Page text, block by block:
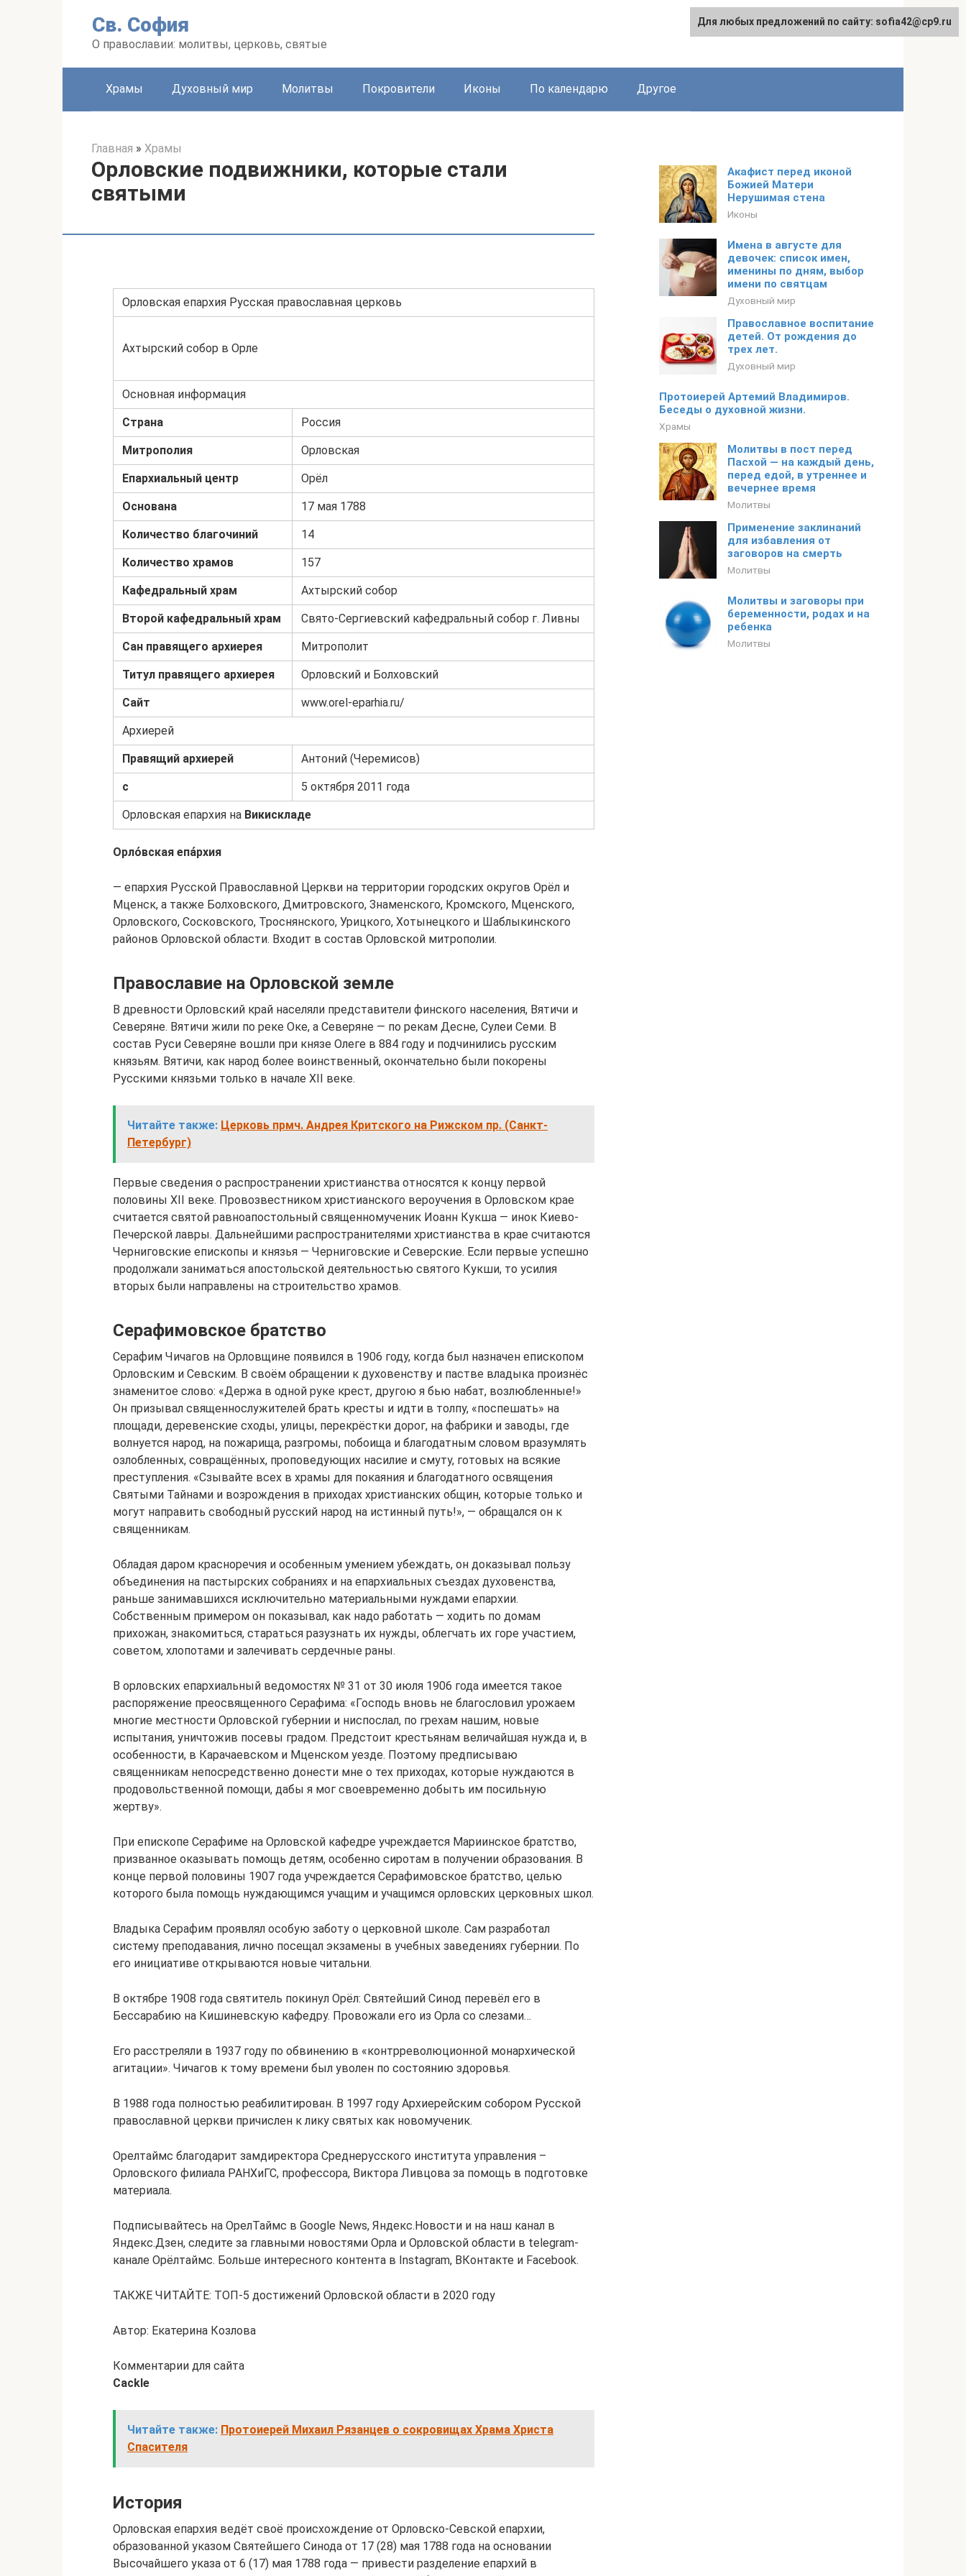
Св. София
О православии: молитвы, церковь, святые
Храмы Духовный мир Молитвы Покровители Иконы По календарю Другое
Главная » Храмы
Орловские подвижники, которые стали
святыми
Орловская епархия Русская православная церковь
Ахтырский собор в Орле
Основная информация
Страна Россия
Митрополия Орловская
Епархиальный центр Орёл
Основана 17 мая 1788
Количество благочиний 14
Количество храмов 157
Кафедральный храм Ахтырский собор
Второй кафедральный храм Свято-Сергиевский кафедральный собор г. Ливны
Сан правящего архиерея Митрополит
Титул правящего архиерея Орловский и Болховский
Сайт www.orel-eparhia.ru/
Архиерей
Правящий архиерей Антоний (Черемисов)
с 5 октября 2011 года
Орловская епархия на Викискладе
Орло́вская епа́рхия
— епархия Русской Православной Церкви на территории городских округов Орёл и
Мценск, а также Болховского, Дмитровского, Знаменского, Кромского, Мценского,
Орловского, Сосковского, Троснянского, Урицкого, Хотынецкого и Шаблыкинского
районов Орловской области. Входит в состав Орловской митрополии.
Православие на Орловской земле
В древности Орловский край населяли представители финского населения, Вятичи и
Северяне. Вятичи жили по реке Оке, а Северяне — по рекам Десне, Сулеи Семи. В
состав Руси Северяне вошли при князе Олеге в 884 году и подчинились русским
князьям. Вятичи, как народ более воинственный, окончательно были покорены
Русскими князьми только в начале XII веке.
Читайте также: Церковь прмч. Андрея Критского на Рижском пр. (Санкт-
Петербург)
Первые сведения о распространении христианства относятся к концу первой
половины XII веке. Провозвестником христианского вероучения в Орловском крае
считается святой равноапостольный священномученик Иоанн Кукша — инок Киево-
Печерской лавры. Дальнейшими распространителями христианства в крае считаются
Черниговские епископы и князья — Черниговские и Северские. Если первые успешно
продолжали заниматься апостольской деятельностью святого Кукши, то усилия
вторых были направлены на строительство храмов.
Серафимовское братство
Серафим Чичагов на Орловщине появился в 1906 году, когда был назначен епископом
Орловским и Севским. В своём обращении к духовенству и пастве владыка произнёс
знаменитое слово: «Держа в одной руке крест, другою я бью набат, возлюбленные!»
Он призывал священнослужителей брать кресты и идти в толпу, «поспешать» на
площади, деревенские сходы, улицы, перекрёстки дорог, на фабрики и заводы, где
волнуется народ, на пожарища, разгромы, побоища и благодатным словом вразумлять
озлобленных, совращённых, проповедующих насилие и смуту, готовых на всякие
преступления. «Сзывайте всех в храмы для покаяния и благодатного освящения
Святыми Тайнами и возрождения в приходах христианских общин, которые только и
могут направить свободный русский народ на истинный путь!», — обращался он к
священникам.
Обладая даром красноречия и особенным умением убеждать, он доказывал пользу
объединения на пастырских собраниях и на епархиальных съездах духовенства,
раньше занимавшихся исключительно материальными нуждами епархии.
Собственным примером он показывал, как надо работать — ходить по домам
прихожан, знакомиться, стараться разузнать их нужды, облегчать их горе участием,
советом, хлопотами и залечивать сердечные раны.
В орловских епархиальный ведомостях № 31 от 30 июля 1906 года имеется такое
распоряжение преосвященного Серафима: «Господь вновь не благословил урожаем
многие местности Орловской губернии и ниспослал, по грехам нашим, новые
испытания, уничтожив посевы градом. Предстоит крестьянам величайшая нужда и, в
особенности, в Карачаевском и Мценском уезде. Поэтому предписываю
священникам непосредственно донести мне о тех приходах, которые нуждаются в
продовольственной помощи, дабы я мог своевременно добыть им посильную
жертву».
При епископе Серафиме на Орловской кафедре учреждается Мариинское братство,
призванное оказывать помощь детям, особенно сиротам в получении образования. В
конце первой половины 1907 года учреждается Серафимовское братство, целью
которого была помощь нуждающимся учащим и учащимся орловских церковных школ.
Владыка Серафим проявлял особую заботу о церковной школе. Сам разработал
систему преподавания, лично посещал экзамены в учебных заведениях губернии. По
его инициативе открываются новые читальни.
В октябре 1908 года святитель покинул Орёл: Святейший Синод перевёл его в
Бессарабию на Кишиневскую кафедру. Провожали его из Орла со слезами…
Его расстреляли в 1937 году по обвинению в «контрреволюционной монархической
агитации». Чичагов к тому времени был уволен по состоянию здоровья.
В 1988 года полностью реабилитирован. В 1997 году Архиерейским собором Русской
православной церкви причислен к лику святых как новомученик.
Орелтаймс благодарит замдиректора Среднерусского института управления –
Орловского филиала РАНХиГС, профессора, Виктора Ливцова за помощь в подготовке
материала.
Подписывайтесь на ОрелТаймс в Google News, Яндекс.Новости и на наш канал в
Яндекс.Дзен, следите за главными новостями Орла и Орловской области в telegram-
канале Орёлтаймс. Больше интересного контента в Instagram, ВКонтакте и Facebook.
ТАКЖЕ ЧИТАЙТЕ: ТОП-5 достижений Орловской области в 2020 году
Автор: Екатерина Козлова
Комментарии для сайта
Cackle
Читайте также: Протоиерей Михаил Рязанцев о сокровищах Храма Христа
Спасителя
История
Орловская епархия ведёт своё происхождение от Орловско-Севской епархии,
образованной указом Святейшего Синода от 17 (28) мая 1788 года на основании
Высочайшего указа от 6 (17) мая 1788 года — привести разделение епархий в
Акафист перед иконой
Божией Матери
Нерушимая стена
Иконы
Имена в августе для
девочек: список имен,
именины по дням, выбор
имени по святцам
Духовный мир
Православное воспитание
детей. От рождения до
трех лет.
Духовный мир
Протоиерей Артемий Владимиров.
Беседы о духовной жизни.
Храмы
Молитвы в пост перед
Пасхой — на каждый день,
перед едой, в утреннее и
вечернее время
Молитвы
Применение заклинаний
для избавления от
заговоров на смерть
Молитвы
Молитвы и заговоры при
беременности, родах и на
ребенка
Молитвы
Для любых предложений по сайту: sofia42@cp9.ru